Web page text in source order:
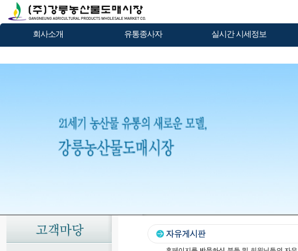
회사소개 유통종사자 실시간 시세정보